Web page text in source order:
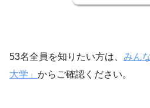
53名全員を知りたい方は、 みん
大学」 からご確認ください。